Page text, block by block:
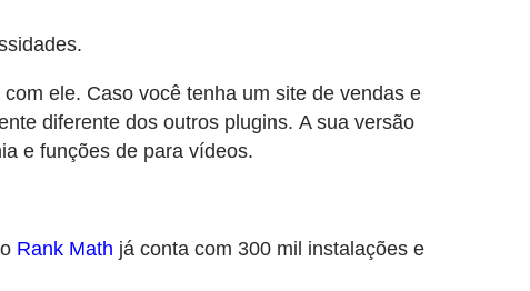
ele. Caso você tenha um site de vendas e
diferente dos outros plugins. A sua versão
e funções de para vídeos.
Rank Math já conta com 300 mil instalações e